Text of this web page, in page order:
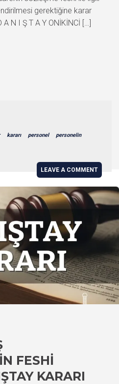
gerektiğine karar
N I Ş T A Y ONİKİNCİ […]
kararı personel personelin
LEAVE A COMMENT
FESHI
KARARI